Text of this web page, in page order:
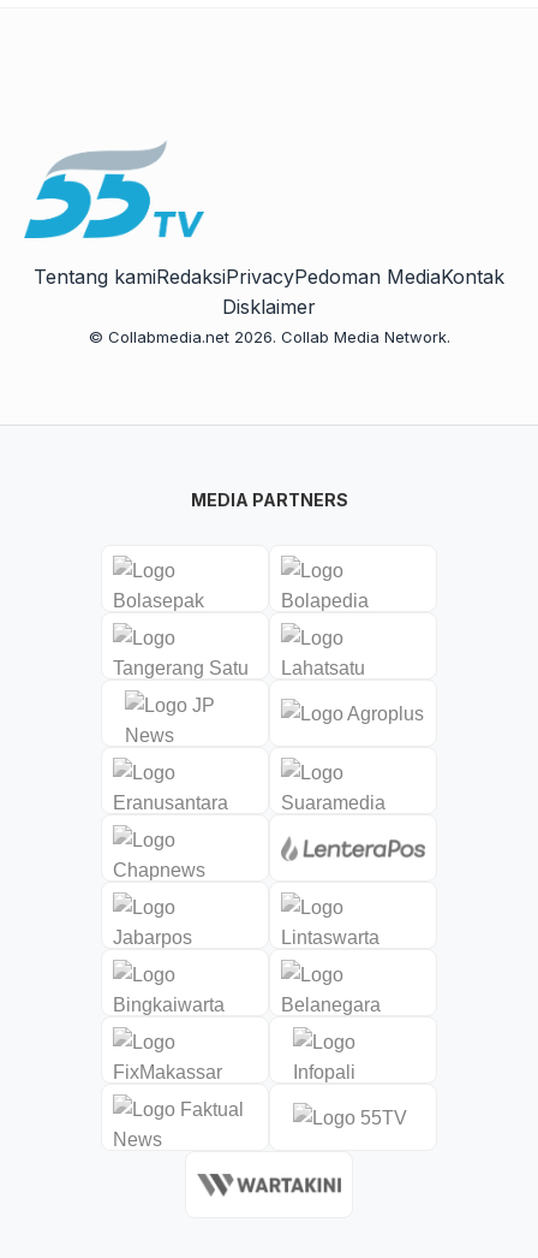
Tentang kamiRedaksiPrivacyPedoman MediaKontak
Disklaimer
© Collabmedia.net 2026. Collab Media Network.
MEDIA PARTNERS